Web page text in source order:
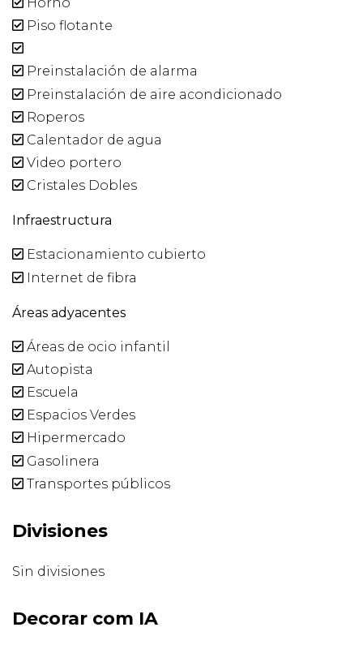
Piso flotante
Preinstalación de alarma
Preinstalación de aire acondicionado
Roperos
Calentador de agua
Video portero
Cristales Dobles
Infraestructura
Estacionamiento cubierto
Internet de fibra
Áreas adyacentes
Áreas de ocio infantil
Autopista
Escuela
Espacios Verdes
Hipermercado
Gasolinera
Transportes públicos
Divisiones
Sin divisiones
Decorar com IA